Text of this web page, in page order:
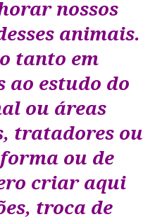
nossos
animais.
tanto em
ao estudo do
ou áreas
tratadores ou
ou de
criar aqui
troca de